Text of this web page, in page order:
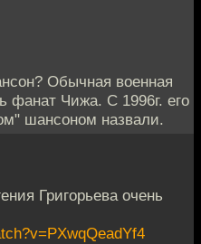
Обычная военная
фанат Чижа. С 1996г. его
шансоном назвали.
Григорьева очень